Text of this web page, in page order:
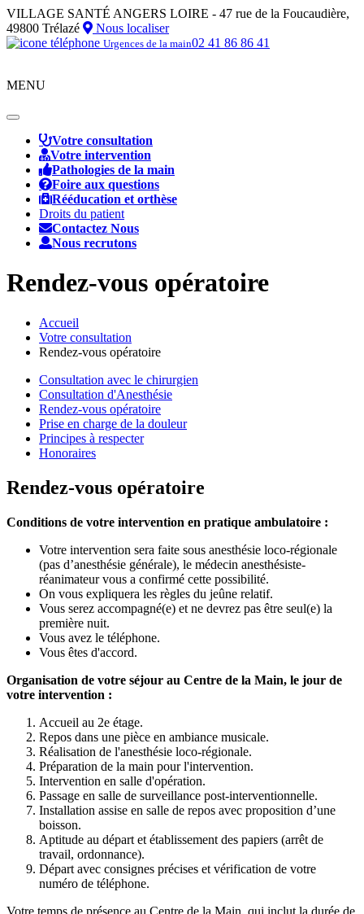
VILLAGE SANTÉ ANGERS LOIRE - 47 rue de la Foucaudière,
49800 Trélazé
Nous localiser
Urgences de la main02 41 86 86 41
MENU
Toggle
navigationVotre consultation
Votre intervention
Pathologies de la main
Foire aux questions
Rééducation et orthèse
Droits du patient
Contactez Nous
Nous recrutons
Rendez-vous opératoire
Accueil
Votre consultation
Rendez-vous opératoire
Consultation avec le chirurgien
Consultation d'Anesthésie
Rendez-vous opératoire
Prise en charge de la douleur
Principes à respecter
Honoraires
Rendez-vous opératoire
Conditions de votre intervention en pratique ambulatoire :
Votre intervention sera faite sous anesthésie loco-régionale
(pas d’anesthésie générale), le médecin anesthésiste-
réanimateur vous a confirmé cette possibilité.
On vous expliquera les règles du jeûne relatif.
Vous serez accompagné(e) et ne devrez pas être seul(e) la
première nuit.
Vous avez le téléphone.
Vous êtes d'accord.
Organisation de votre séjour au Centre de la Main, le jour de
votre intervention :
Accueil au 2e étage.
Repos dans une pièce en ambiance musicale.
Réalisation de l'anesthésie loco-régionale.
Préparation de la main pour l'intervention.
Intervention en salle d'opération.
Passage en salle de surveillance post-interventionnelle.
Installation assise en salle de repos avec proposition d’une
boisson.
Aptitude au départ et établissement des papiers (arrêt de
travail, ordonnance).
Départ avec consignes précises et vérification de votre
numéro de téléphone.
Votre temps de présence au Centre de la Main, qui inclut la durée de